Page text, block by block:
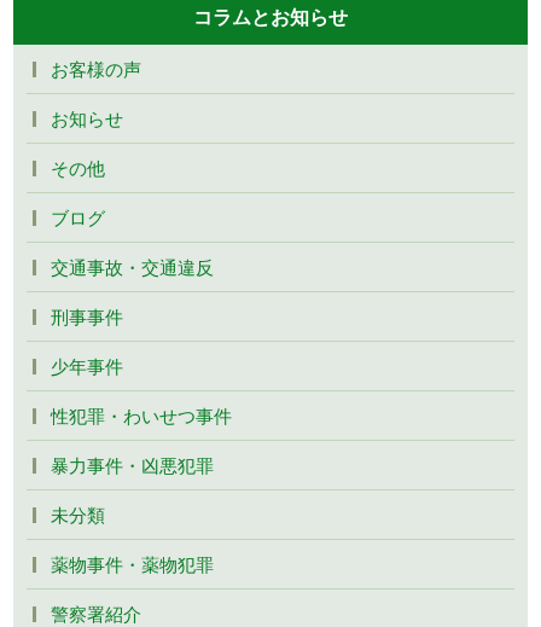
コラムとお知らせ
お客様の声
お知らせ
その他
ブログ
交通事故・交通違反
刑事事件
少年事件
性犯罪・わいせつ事件
暴力事件・凶悪犯罪
未分類
薬物事件・薬物犯罪
警察署紹介